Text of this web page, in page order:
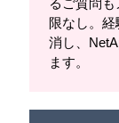
るご質問
限なし。
消し、
ます。